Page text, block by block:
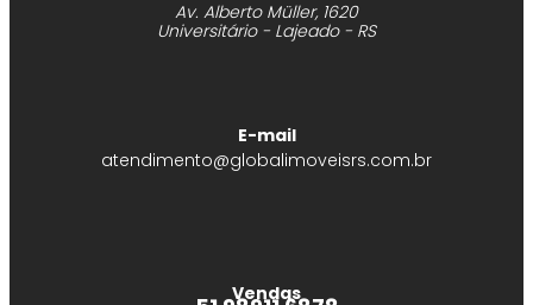
Av. Alberto Müller, 1620
Universitário - Lajeado - RS
E-mail
atendimento@globalimoveisrs.com.br
Vendas